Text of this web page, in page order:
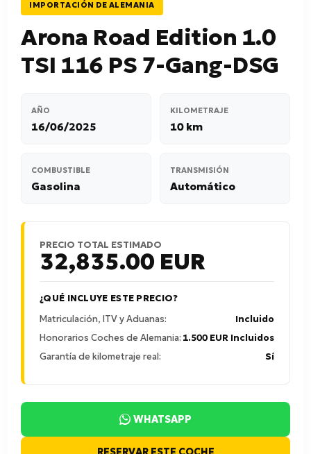
IMPORTACIÓN DE ALEMANIA
Arona Road Edition 1.0
TSI 116 PS 7-Gang-DSG
AÑO
16/06/2025
KILOMETRAJE
10 km
COMBUSTIBLE
Gasolina
TRANSMISIÓN
Automático
PRECIO TOTAL ESTIMADO
32,835.00 EUR
¿QUÉ INCLUYE ESTE PRECIO?
Matriculación, ITV y Aduanas:
Incluido
Honorarios Coches de Alemania: 1.500 EUR Incluidos
Garantía de kilometraje real:
Sí
WHATSAPP